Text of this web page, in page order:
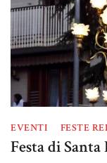
EVENTI FESTE
Festa di